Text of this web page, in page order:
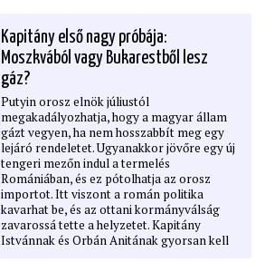
való belépésre, tartós költségvetési
konszolidációra és a maastrichti
kritériumok teljesítésére lenne szükség –
mondta a Portfolio-nak adott interjújában
Valdis Dombrovskis európai biztos. Szerinte
biztatók a kilátások, hogy Magyarország
hozzáférhessen a felfüggesztett uniós
források jelentős részéhez, ha az új
kormány teljesíti a jogállamisággal, az
audit- és kontrollrendszerekkel
kapcsolatos vállalásait. Hozzátette, hogy
ezek a források érdemi támogatást
jelenthetnének a gazdasági növekedés és a
költségvetés számára is. Dombrovskis
arról is beszélt, hogy az euró bevezetése
Kapitány első nagy próbája:
Moszkvából vagy Bukarestből lesz
gáz?
Putyin orosz elnök júliustól
megakadályozhatja, hogy a magyar állam
gázt vegyen, ha nem hosszabbít meg egy
lejáró rendeletet. Ugyanakkor jövőre egy új
tengeri mezőn indul a termelés
Romániában, és ez pótolhatja az orosz
importot. Itt viszont a román politika
kavarhat be, és az ottani kormányválság
zavarossá tette a helyzetet. Kapitány
Istvánnak és Orbán Anitának gyorsan kell